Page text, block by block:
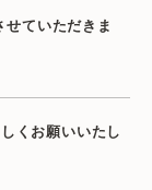
ていただきま
くお願いいたし